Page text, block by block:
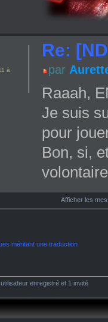
Re:
par
Raaah,
Je suis
pour
Bon, si,
à
Afficher les
méritant une traduction
enregistré et 1 invité